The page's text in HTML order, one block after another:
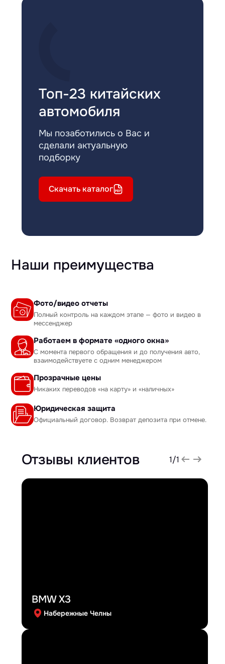
Топ-23 китайских
автомобиля
Мы позаботились о Вас и
сделали актуальную
подборку
Скачать каталог
Наши преимущества
Фото/видео отчеты
Полный контроль на каждом этапе — фото и видео в
мессенджер
Работаем в формате «одного окна»
С момента первого обращения и до получения авто,
взаимодействуете с одним менеджером
Прозрачные цены
Никаких переводов «на карту» и «наличных»
Юридическая защита
Официальный договор. Возврат депозита при отмене.
Отзывы клиентов 1/1
BMW X3
Набережные Челны